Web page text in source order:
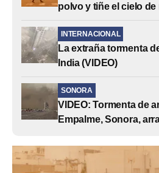
polvo y tiñe el cielo de
INTERNACIONAL
La extraña tormenta
India (VIDEO)
SONORA
VIDEO: Tormenta de
Empalme, Sonora,